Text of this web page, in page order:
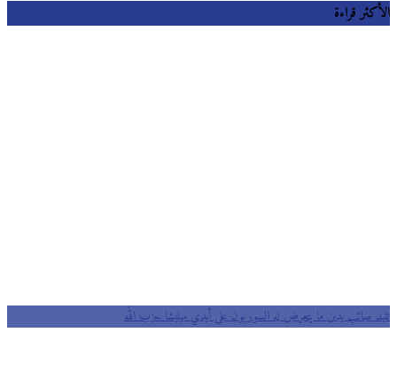
قراءة
صائب يدين ما يتعرض له السوريون على أيدي ميليشا حزب الله